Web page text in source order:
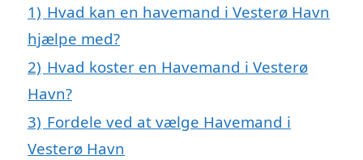
1) Hvad kan en havemand i Vesterø Havn
hjælpe med?
2) Hvad koster en Havemand i Vesterø
Havn?
3) Fordele ved at vælge Havemand i
Vesterø Havn